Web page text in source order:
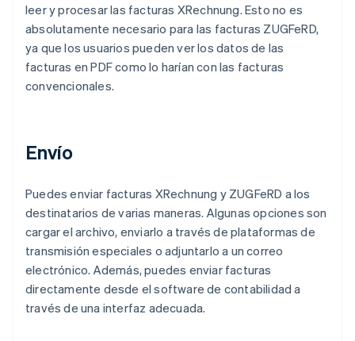
leer y procesar las facturas XRechnung. Esto no es
absolutamente necesario para las facturas ZUGFeRD,
ya que los usuarios pueden ver los datos de las
facturas en PDF como lo harían con las facturas
convencionales.
Envío
Puedes enviar facturas XRechnung y ZUGFeRD a los
destinatarios de varias maneras. Algunas opciones son
cargar el archivo, enviarlo a través de plataformas de
transmisión especiales o adjuntarlo a un correo
electrónico. Además, puedes enviar facturas
directamente desde el software de contabilidad a
través de una interfaz adecuada.